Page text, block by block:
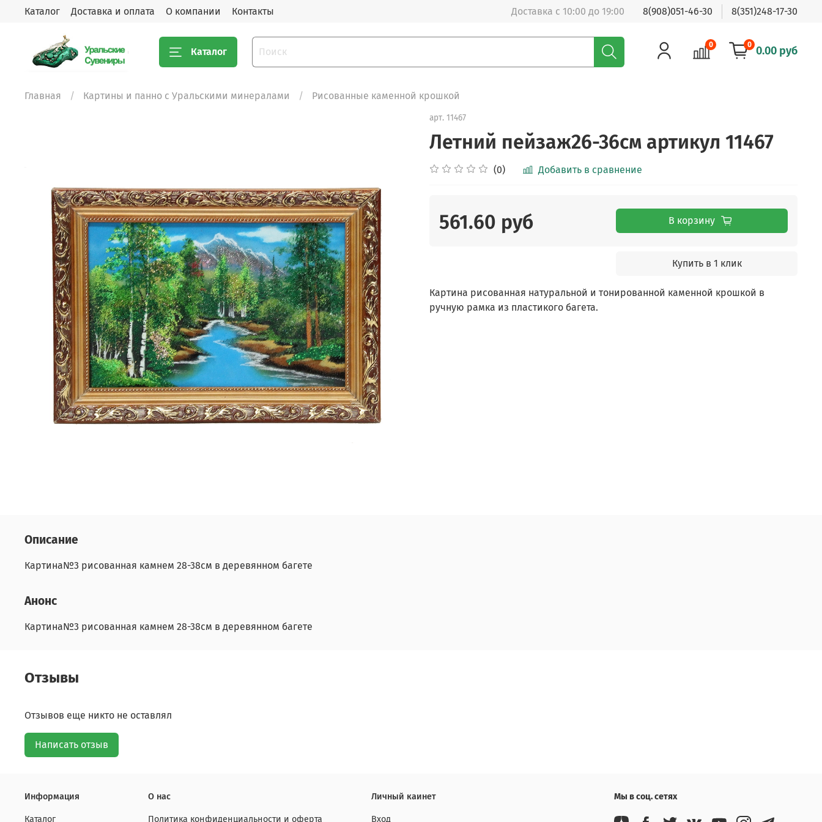
Каталог Доставка и оплата О компании Контакты Доставка с 10:00 до 19:00 8(908)051-46-30 8(351)248-17-30
Каталог
0 0 0.00 руб
Главная Картины и панно с Уральскими минералами Рисованные каменной крошкой
арт. 11467
Летний пейзаж26-36см артикул 11467
(0) Добавить в сравнение
561.60 руб В корзину
Купить в 1 клик
Картина рисованная натуральной и тонированной каменной крошкой в
ручную рамка из пластикого багета.
Описание
Картина№3 рисованная камнем 28-38см в деревянном багете
Анонс
Картина№3 рисованная камнем 28-38см в деревянном багете
Отзывы
Отзывов еще никто не оставлял
Написать отзыв
Информация
Каталог
О нас
Политика конфиденциальности и оферта
Личный каинет
Вход
Мы в соц. сетях